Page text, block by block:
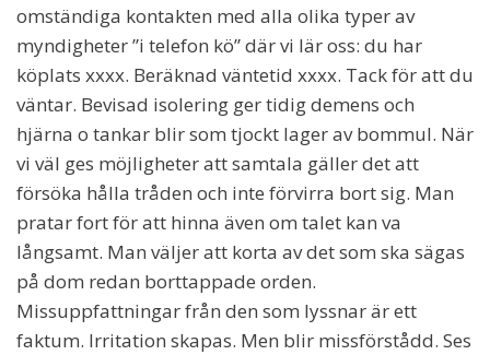
omständiga kontakten med alla olika typer av
myndigheter ”i telefon kö” där vi lär oss: du har
köplats xxxx. Beräknad väntetid xxxx. Tack för att du
väntar. Bevisad isolering ger tidig demens och
hjärna o tankar blir som tjockt lager av bommul. När
vi väl ges möjligheter att samtala gäller det att
försöka hålla tråden och inte förvirra bort sig. Man
pratar fort för att hinna även om talet kan va
långsamt. Man väljer att korta av det som ska sägas
på dom redan borttappade orden.
Missuppfattningar från den som lyssnar är ett
faktum. Irritation skapas. Men blir missförstådd. Ses